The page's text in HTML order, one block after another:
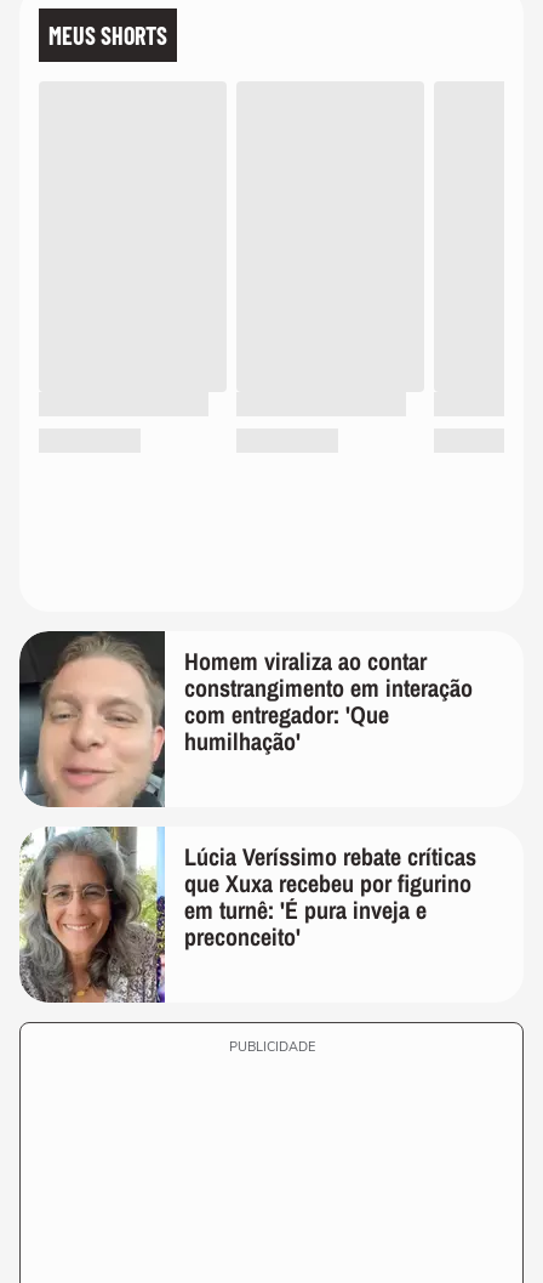
MEUS SHORTS
Homem viraliza ao contar
constrangimento em interação
com entregador: 'Que
humilhação'
Lúcia Veríssimo rebate críticas
que Xuxa recebeu por figurino
em turnê: 'É pura inveja e
preconceito'
PUBLICIDADE